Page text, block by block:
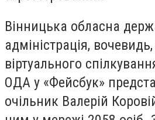
Вінницька обласна
адміністрація,
віртуального
ОДА у «Фейсбук»
очільник Валерій